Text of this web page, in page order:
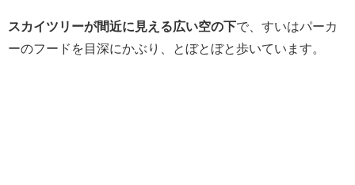
スカイツリーが間近に見える広い空の下で、すいはパーカ
ーのフードを目深にかぶり、とぼとぼと歩いています。